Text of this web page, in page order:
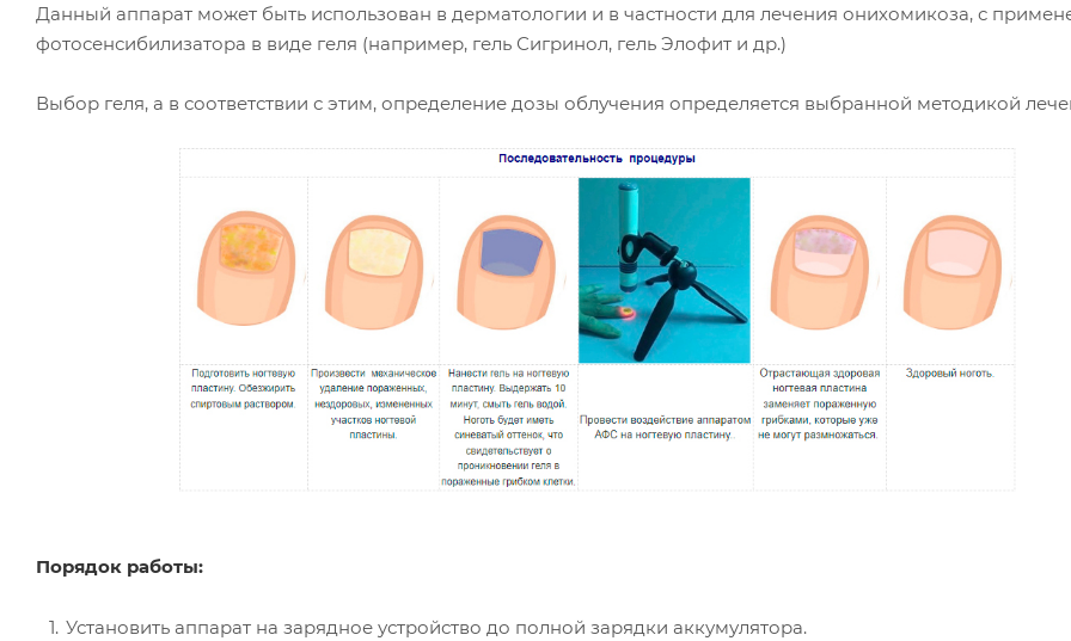
Данный аппарат может быть использован в дерматологии и в частности для лечения онихомикоза, с
фотосенсибилизатора в виде геля (например, гель Сигринол, гель Элофит и др.)
Выбор геля, а в соответствии с этим, определение дозы облучения определяется выбранной методикой
Порядок работы:
Установить аппарат на зарядное устройство до полной зарядки аккумулятора.